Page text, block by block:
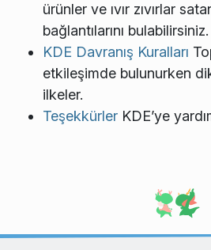
ürünler ve ıvır zıvırlar
bağlantılarını bulabilirsiniz.
KDE Davranış Kuralları
etkileşimde bulunurken
ilkeler.
Teşekkürler KDE’ye